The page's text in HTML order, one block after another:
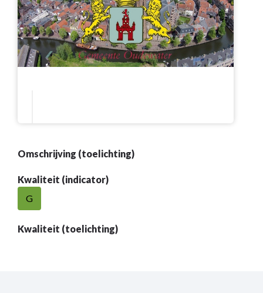
Omschrijving (toelichting)
Kwaliteit (indicator)
G
Kwaliteit (toelichting)